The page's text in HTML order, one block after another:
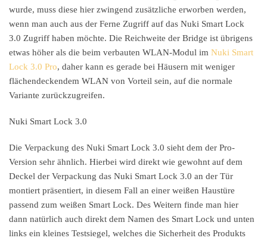
wurde, muss diese hier zwingend zusätzliche erworben werden,
wenn man auch aus der Ferne Zugriff auf das Nuki Smart Lock
3.0 Zugriff haben möchte. Die Reichweite der Bridge ist übrigens
etwas höher als die beim verbauten WLAN-Modul im Nuki Smart
Lock 3.0 Pro, daher kann es gerade bei Häusern mit weniger
flächendeckendem WLAN von Vorteil sein, auf die normale
Variante zurückzugreifen.
Nuki Smart Lock 3.0
Die Verpackung des Nuki Smart Lock 3.0 sieht dem der Pro-
Version sehr ähnlich. Hierbei wird direkt wie gewohnt auf dem
Deckel der Verpackung das Nuki Smart Lock 3.0 an der Tür
montiert präsentiert, in diesem Fall an einer weißen Haustüre
passend zum weißen Smart Lock. Des Weitern finde man hier
dann natürlich auch direkt dem Namen des Smart Lock und unten
links ein kleines Testsiegel, welches die Sicherheit des Produkts